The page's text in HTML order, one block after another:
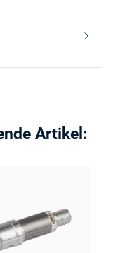
Artikel: